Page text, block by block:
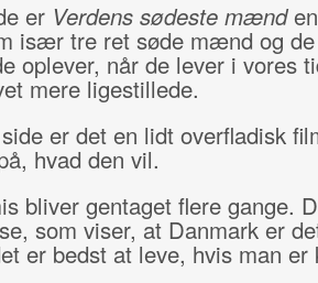
er Verdens sødeste mænd
især tre ret søde mænd og de
oplever, når de lever i vores
mere ligestillede.
er det en lidt overfladisk
hvad den vil.
bliver gentaget flere gange.
som viser, at Danmark er
er bedst at leve, hvis man